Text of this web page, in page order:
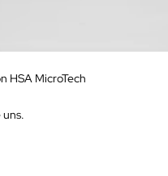
HSA MicroTech
uns.